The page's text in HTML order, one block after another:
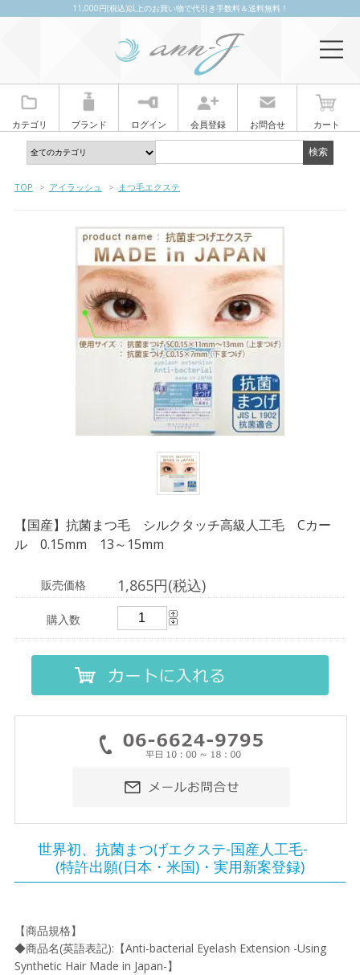
11,000円(税込)以上のお買い物で代引き手数料＆送料無料！
カテゴリ ブランド ログイン 会員登録 お問合せ カート
TOP > アイラッシュ > まつ毛エクステ
【国産】抗菌まつ毛 シルクタッチ高級人工毛 Cカー
ル 0.15mm 13～15mm
販売価格 1,865円(税込)
購入数
世界初、抗菌まつげエクステ-国産人工毛-
(特許出願(日本・米国)・実用新案登録)
【商品規格】
◆商品名(英語表記):【Anti-bacterial Eyelash Extension -Using
Synthetic Hair Made in Japan-】